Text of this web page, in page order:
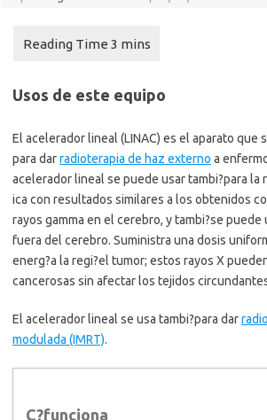
Usos de este equipo
El acelerador lineal (LINAC) es el aparato que
para darradioterapia de haz externo a
acelerador lineal se puede usar tambi?para la
ica con resultados similares a los obtenidos
rayos gamma en el cerebro, y tambi?se puede
fuera del cerebro. Suministra una dosis
energ?a la regi?el tumor; estos rayos X
cancerosas sin afectar los tejidos
El acelerador lineal se usa tambi?para dar
modulada (IMRT).
C?funciona